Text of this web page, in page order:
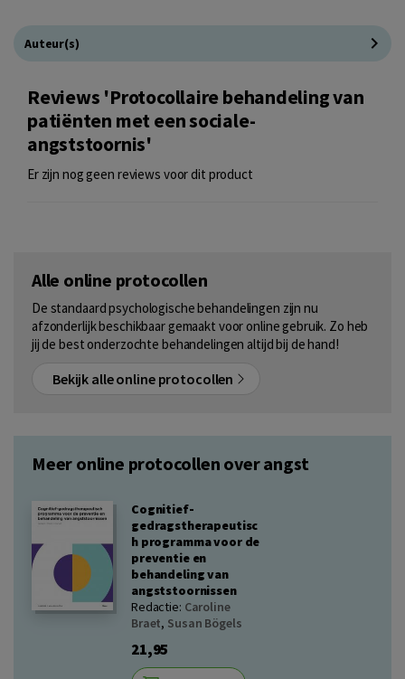
Auteur(s)
Reviews 'Protocollaire behandeling van
patiënten met een sociale-
angststoornis'
Er zijn nog geen reviews voor dit product
Alle online protocollen
De standaard psychologische behandelingen zijn nu
afzonderlijk beschikbaar gemaakt voor online gebruik. Zo heb
jij de best onderzochte behandelingen altijd bij de hand!
Bekijk alle online protocollen
Meer online protocollen over angst
Cognitief-
gedragstherapeutisc
h programma voor de
preventie en
behandeling van
angststoornissen
Redactie: Caroline
Braet, Susan Bögels
21,95